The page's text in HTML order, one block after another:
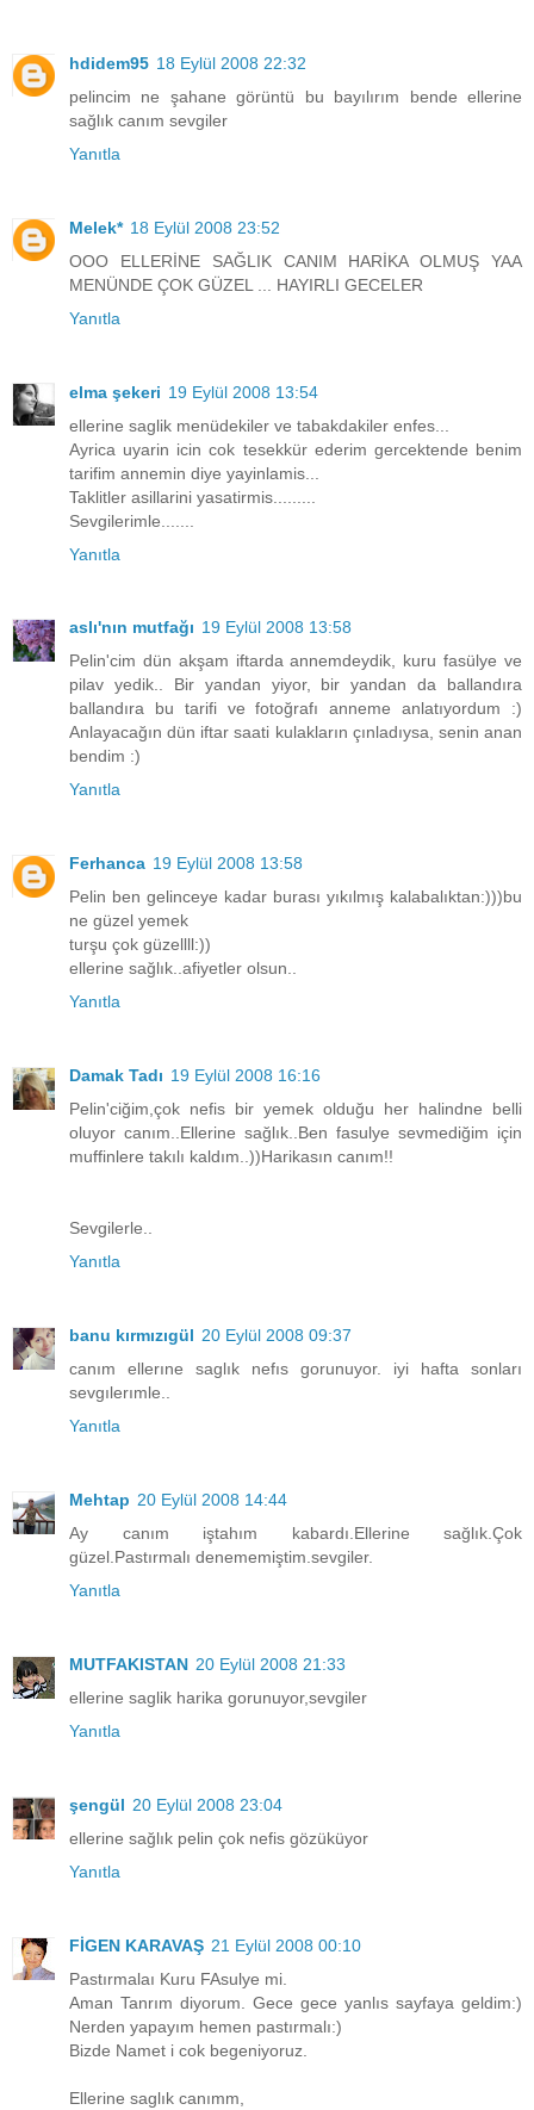
hdidem95 18 Eylül 2008 22:32
pelincim ne şahane görüntü bu bayılırım bende ellerine
sağlık canım sevgiler
Yanıtla
Melek* 18 Eylül 2008 23:52
OOO ELLERİNE SAĞLIK CANIM HARİKA OLMUŞ YAA
MENÜNDE ÇOK GÜZEL ... HAYIRLI GECELER
Yanıtla
elma şekeri 19 Eylül 2008 13:54
ellerine saglik menüdekiler ve tabakdakiler enfes...
Ayrica uyarin icin cok tesekkür ederim gercektende benim
tarifim annemin diye yayinlamis...
Taklitler asillarini yasatirmis.........
Sevgilerimle.......
Yanıtla
aslı'nın mutfağı 19 Eylül 2008 13:58
Pelin'cim dün akşam iftarda annemdeydik, kuru fasülye ve
pilav yedik.. Bir yandan yiyor, bir yandan da ballandıra
ballandıra bu tarifi ve fotoğrafı anneme anlatıyordum :)
Anlayacağın dün iftar saati kulakların çınladıysa, senin anan
bendim :)
Yanıtla
Ferhanca 19 Eylül 2008 13:58
Pelin ben gelinceye kadar burası yıkılmış kalabalıktan:)))bu
ne güzel yemek
turşu çok güzellll:))
ellerine sağlık..afiyetler olsun..
Yanıtla
Damak Tadı 19 Eylül 2008 16:16
Pelin'ciğim,çok nefis bir yemek olduğu her halindne belli
oluyor canım..Ellerine sağlık..Ben fasulye sevmediğim için
muffinlere takılı kaldım..))Harikasın canım!!
Sevgilerle..
Yanıtla
banu kırmızıgül 20 Eylül 2008 09:37
canım ellerıne saglık nefıs gorunuyor. iyi hafta sonları
sevgılerımle..
Yanıtla
Mehtap 20 Eylül 2008 14:44
Ay canım iştahım kabardı.Ellerine sağlık.Çok
güzel.Pastırmalı denememiştim.sevgiler.
Yanıtla
MUTFAKISTAN 20 Eylül 2008 21:33
ellerine saglik harika gorunuyor,sevgiler
Yanıtla
şengül 20 Eylül 2008 23:04
ellerine sağlık pelin çok nefis gözüküyor
Yanıtla
FİGEN KARAVAŞ 21 Eylül 2008 00:10
Pastırmalaı Kuru FAsulye mi.
Aman Tanrım diyorum. Gece gece yanlıs sayfaya geldim:)
Nerden yapayım hemen pastırmalı:)
Bizde Namet i cok begeniyoruz.
Ellerine saglık canımm,